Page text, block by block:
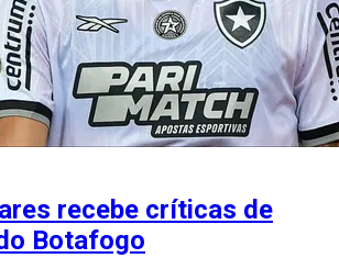
recebe críticas de
Botafogo